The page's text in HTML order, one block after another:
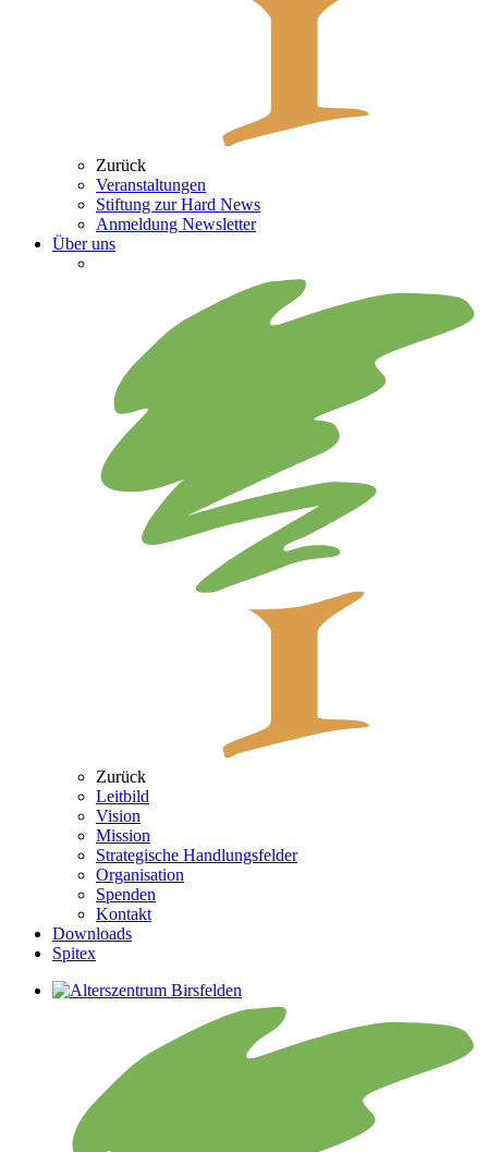
Zurück
Veranstaltungen
Stiftung zur Hard News
Anmeldung Newsletter
Über uns
Zurück
Leitbild
Vision
Mission
Strategische Handlungsfelder
Organisation
Spenden
Kontakt
Downloads
Spitex